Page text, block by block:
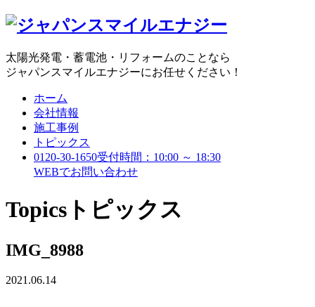
太陽光発電・蓄電池・リフォームのことなら
ジャパンスマイルエナジーにお任せください！
ホーム
会社情報
施工事例
トピックス
0120-30-1650受付時間：10:00 ～ 18:30
WEBでお問い合わせ
Topics トピックス
IMG_8988
2021.06.14